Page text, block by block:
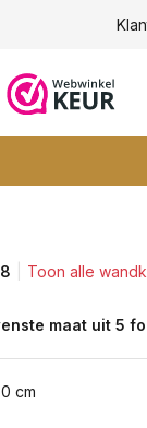
Toon alle
maat uit 5
cm